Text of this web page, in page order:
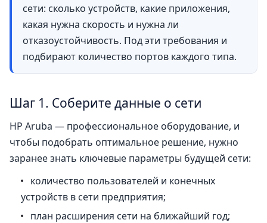
сети: сколько устройств, какие приложения,
какая нужна скорость и нужна ли
отказоустойчивость. Под эти требования и
подбирают количество портов каждого типа.
Шаг 1. Соберите данные о сети
HP Aruba — профессиональное оборудование, и
чтобы подобрать оптимальное решение, нужно
заранее знать ключевые параметры будущей сети:
количество пользователей и конечных
устройств в сети предприятия;
план расширения сети на ближайший год;